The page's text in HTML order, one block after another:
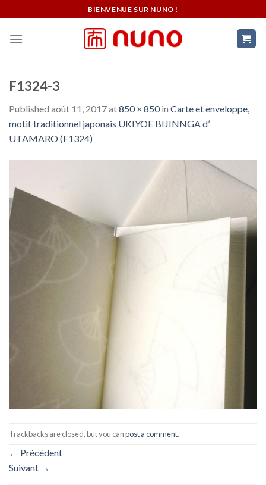
to
content
BIENVENUE SUR NUNO !
F1324-3
Published août 11, 2017at850 × 850in Carte et enveloppe,
motif traditionnel japonais UKIYOE BIJINNGA d’
UTAMARO (F1324)
Trackbacks are closed, but you canpost a comment.
← Précédent
Suivant →